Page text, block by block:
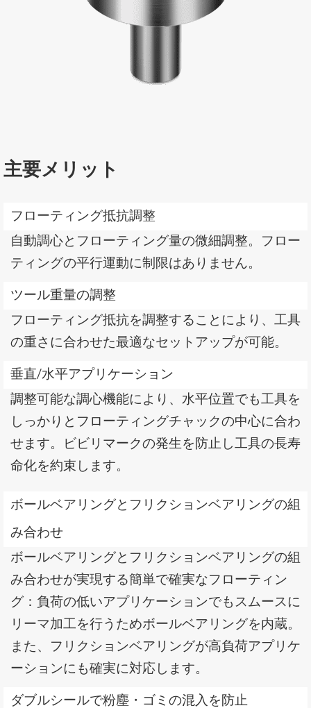
主要メリット
andフローティング抵抗調整
自動調心とフローティング量の微細調整。フロー
ティングの平行運動に制限はありません。
ツール重量の調整
フローティング抵抗を調整することにより、工具
の重さに合わせた最適なセットアップが可能。
垂直/水平アプリケーション
調整可能な調心機能により、水平位置でも工具を
しっかりとフローティングチャックの中心に合わ
せます。ビビリマークの発生を防止し工具の長寿
命化を約束します。
ボールベアリングとフリクションベアリングの組
み合わせ
ボールベアリングとフリクションベアリングの組
み合わせが実現する簡単で確実なフローティン
グ：負荷の低いアプリケーションでもスムースに
リーマ加工を行うためボールベアリングを内蔵。
また、フリクションベアリングが高負荷アプリケ
ーションにも確実に対応します。
ダブルシールで粉塵・ゴミの混入を防止